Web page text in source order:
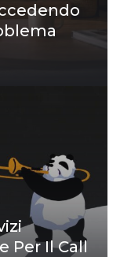
Per Il Call